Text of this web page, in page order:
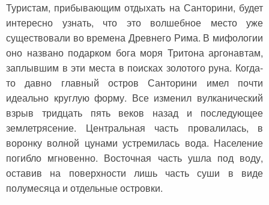
Туристам, прибывающим отдыхать на Санторини, будет
интересно узнать, что это волшебное место уже
существовали во времена Древнего Рима. В мифологии
оно названо подарком бога моря Тритона аргонавтам,
заплывшим в эти места в поисках золотого руна. Когда-
то давно главный остров Санторини имел почти
идеально круглую форму. Все изменил вулканический
взрыв тридцать пять веков назад и последующее
землетрясение. Центральная часть провалилась, в
воронку волной цунами устремилась вода. Население
погибло мгновенно. Восточная часть ушла под воду,
оставив на поверхности лишь часть суши в виде
полумесяца и отдельные островки.